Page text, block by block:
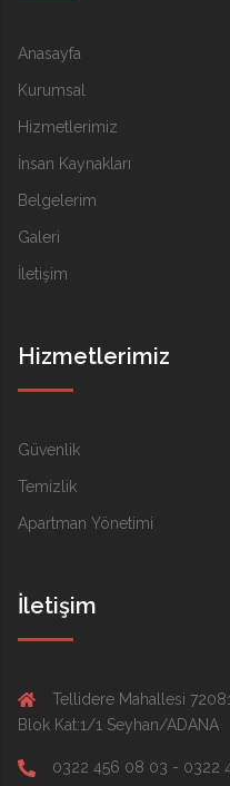
Anasayfa
Kurumsal
Hizmetlerimiz
İnsan Kaynakları
Belgelerim
Galeri
İletişim
Hizmetlerimiz
Güvenlik
Temizlik
Apartman Yönetimi
İletişim
Tellidere Mahallesi
Blok Kat:1/1 Seyhan/ADANA
0322 456 08 03 - 0322